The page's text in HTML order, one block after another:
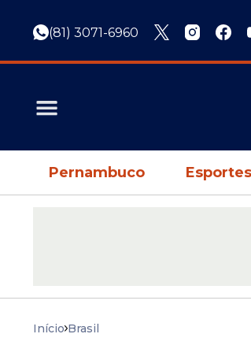
(81) 3071-6960
Pernambuco Esportes
Início Brasil